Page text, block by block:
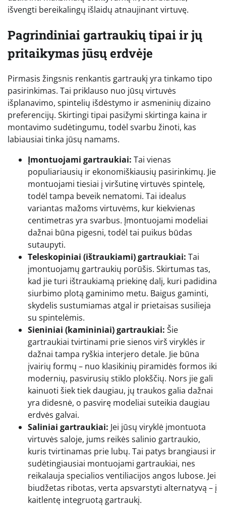
išvengti bereikalingų išlaidų atnaujinant virtuvę.
Pagrindiniai gartraukių tipai ir jų
pritaikymas jūsų erdvėje
Pirmasis žingsnis renkantis gartraukį yra tinkamo tipo
pasirinkimas. Tai priklauso nuo jūsų virtuvės
išplanavimo, spintelių išdėstymo ir asmeninių dizaino
preferencijų. Skirtingi tipai pasižymi skirtinga kaina ir
montavimo sudėtingumu, todėl svarbu žinoti, kas
labiausiai tinka jūsų namams.
Įmontuojami gartraukiai: Tai vienas
populiariausių ir ekonomiškiausių pasirinkimų. Jie
montuojami tiesiai į viršutinę virtuvės spintelę,
todėl tampa beveik nematomi. Tai idealus
variantas mažoms virtuvėms, kur kiekvienas
centimetras yra svarbus. Įmontuojami modeliai
dažnai būna pigesni, todėl tai puikus būdas
sutaupyti.
Teleskopiniai (ištraukiami) gartraukiai: Tai
įmontuojamų gartraukių porūšis. Skirtumas tas,
kad jie turi ištraukiamą priekinę dalį, kuri padidina
siurbimo plotą gaminimo metu. Baigus gaminti,
skydelis sustumiamas atgal ir prietaisas susilieja
su spintelėmis.
Sieniniai (kamininiai) gartraukiai: Šie
gartraukiai tvirtinami prie sienos virš viryklės ir
dažnai tampa ryškia interjero detale. Jie būna
įvairių formų – nuo klasikinių piramidės formos iki
modernių, pasvirusių stiklo plokščių. Nors jie gali
kainuoti šiek tiek daugiau, jų traukos galia dažnai
yra didesnė, o pasvirę modeliai suteikia daugiau
erdvės galvai.
Saliniai gartraukiai: Jei jūsų viryklė įmontuota
virtuvės saloje, jums reikės salinio gartraukio,
kuris tvirtinamas prie lubų. Tai patys brangiausi ir
sudėtingiausiai montuojami gartraukiai, nes
reikalauja specialios ventiliacijos angos lubose. Jei
biudžetas ribotas, verta apsvarstyti alternatyvą – į
kaitlentę integruotą gartraukį.